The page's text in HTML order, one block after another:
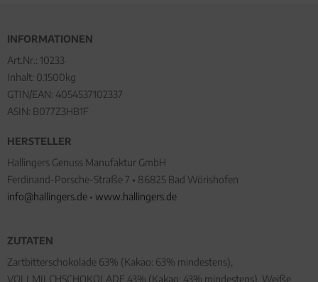
INFORMATIONEN
Art.Nr.: 10233
Inhalt: 0.1500kg
GTIN/EAN: 4054537102337
ASIN: B077Z3HB1F
HERSTELLER
Hallingers Genuss Manufaktur GmbH
Ferdinand-Porsche-Straße 7 • 86825 Bad Wörishofen
info@hallingers.de • www.hallingers.de
ZUTATEN
Zartbitterschokolade 63% (Kakao: 63% mindestens),
VOLLMILCHSCHOKOLADE 43% (Kakao: 43% mindestens), Weiße